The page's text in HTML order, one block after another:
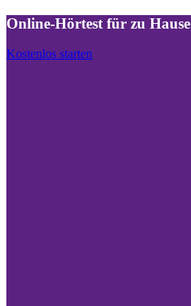
Online-Hörtest für zu Hause
Kostenlos starten